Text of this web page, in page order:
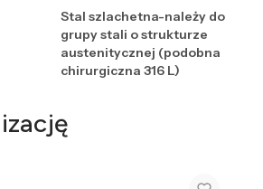
Stal szlachetna-należy do
grupy stali o strukturze
austenitycznej (podobna
chirurgiczna 316 L)